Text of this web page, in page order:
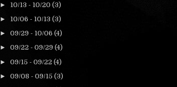
► 10/13 - 10/20 (3)
► 10/06 - 10/13 (3)
► 09/29 - 10/06 (4)
► 09/22 - 09/29 (4)
► 09/15 - 09/22 (4)
► 09/08 - 09/15 (3)